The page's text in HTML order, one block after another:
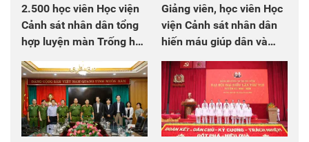
2.500 học viên Học viện
Cảnh sát nhân dân tổng
hợp luyện màn Trống hội
chào mừng Đại hội Đảng
Giảng viên, học viên Học
viện Cảnh sát nhân dân
hiến máu giúp dân và
đồng đội